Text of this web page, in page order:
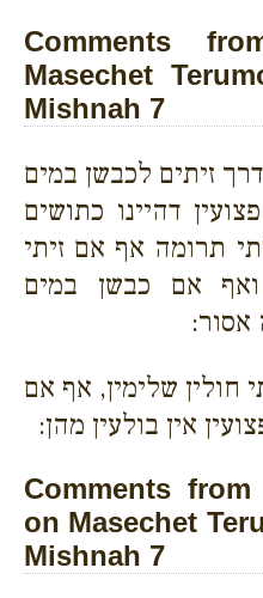
Comments
Masechet
Mishnah 7
דרך זיתים לכבשן במים
דהיינו כתושים
תרומה אף אם זיתי
אם כבשן במים
אסור:
חולין שלימין, אף אם
אין בולעין מהן:
Comments
on Masechet
Mishnah 7